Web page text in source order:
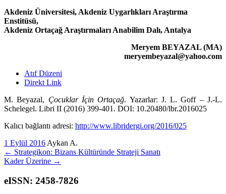
Akdeniz Üniversitesi, Akdeniz Uygarlıkları Araştırma
Enstitüsü,
Akdeniz Ortaçağ Araştırmaları Anabilim Dalı, Antalya
Meryem BEYAZAL (MA)
meryembeyazal@yahoo.com
Atıf Düzeni
Direkt Link
M. Beyazal, Çocuklar İçin Ortaçağ. Yazarlar: J. L. Goff – J.-L.
Schelegel. Libri II (2016) 399-401. DOI: 10.20480/lbr.2016025
Kalıcı bağlantı adresi: http://www.libridergi.org/2016/025
1 Eylül 2016 Aykan A.
← Strategikon: Bizans Kültüründe Strateji Sanatı
Kader Üzerine →
eISSN: 2458-7826